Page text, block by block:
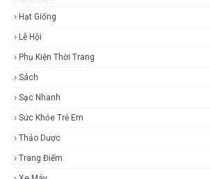
Hạt Giống
Lễ Hội
Phụ Kiện Thời Trang
Sách
Sạc Nhanh
Sức Khỏe Trẻ Em
Thảo Dược
Trang Điểm